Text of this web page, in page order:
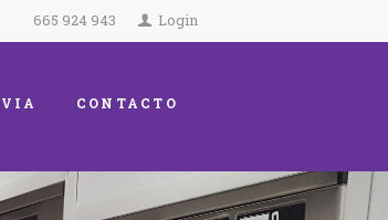
665 924 943 Login
CONTACTO